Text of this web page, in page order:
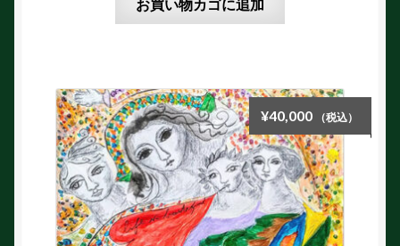
お買い物カゴに追加
¥40,000 （税込）